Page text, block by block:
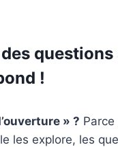
!
» ?
les explore, les